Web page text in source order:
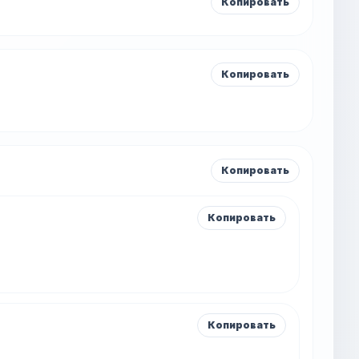
Копировать
Копировать
Копировать
Копировать